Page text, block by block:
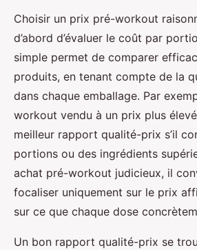
Choisir un prix pré-workout
d’abord d’évaluer le coût par
simple permet de comparer
produits, en tenant compte de la
dans chaque emballage. Par
workout vendu à un prix plus
meilleur rapport qualité-prix s’il
portions ou des ingrédients
achat pré-workout judicieux, il
focaliser uniquement sur le prix
sur ce que chaque dose
Un bon rapport qualité-prix se